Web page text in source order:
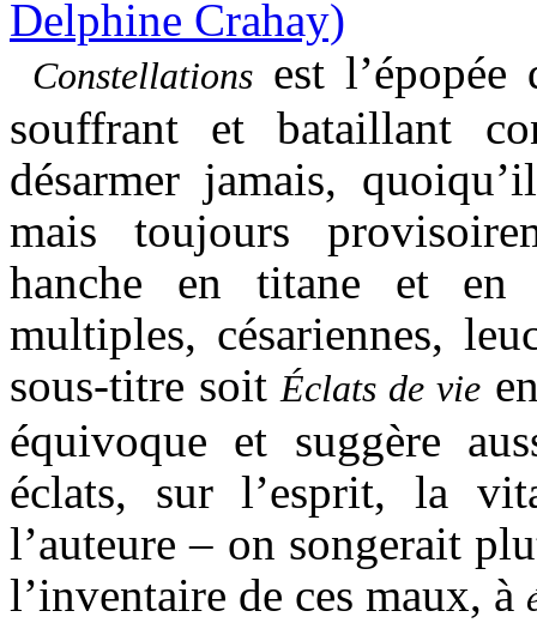
Constellationsest l’épopée
souffrant et bataillant
désarmer jamais,
mais toujours
hanche en titane et en
multiples, césariennes,
sous-titre soit Éclats de vie
équivoque et suggère
éclats, sur l’esprit, la
l’auteure – on songerait
l’inventaire de ces maux, à